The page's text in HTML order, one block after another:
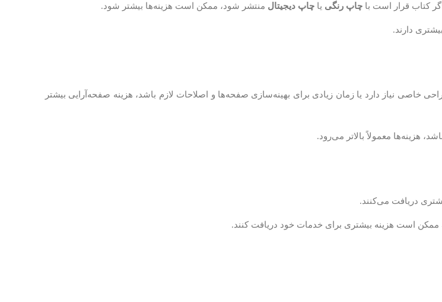
کتاب قرار است با چاپ رنگی یا چاپ دیجیتال منتشر شود، ممکن است هزینه‌ها بیشتر شود.
دارند.
خاصی نیاز دارد یا زمان زیادی برای بهینه‌سازی صفحه‌ها و اصلاحات لازم باشد، هزینه صفحه‌آرایی بیشتر
هزینه‌ها معمولاً بالاتر می‌رود.
دریافت می‌کنند.
است هزینه بیشتری برای خدمات خود دریافت کنند.